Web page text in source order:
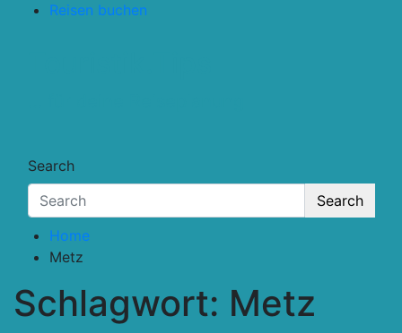
Reisen buchen
Search
Search
Home
Metz
Schlagwort: Metz